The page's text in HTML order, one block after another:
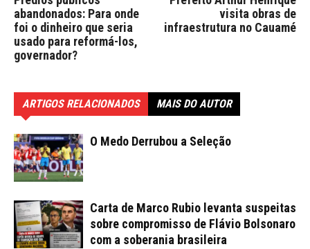
abandonados: Para onde
foi o dinheiro que seria
usado para reformá-los,
governador?
visita obras de
infraestrutura no Cauamé
ARTIGOS RELACIONADOS MAIS DO AUTOR
O Medo Derrubou a Seleção
Carta de Marco Rubio levanta suspeitas
sobre compromisso de Flávio Bolsonaro
com a soberania brasileira